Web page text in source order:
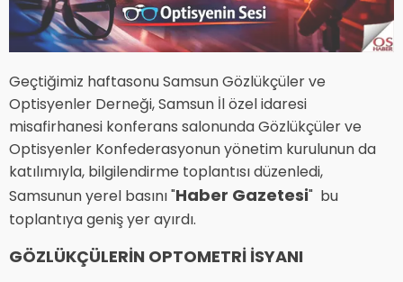
Geçtiğimiz haftasonu Samsun Gözlükçüler ve
Optisyenler Derneği, Samsun İl özel idaresi
misafirhanesi konferans salonunda Gözlükçüler ve
Optisyenler Konfederasyonun yönetim kurulunun da
katılımıyla, bilgilendirme toplantısı düzenledi,
Samsunun yerel basını "Haber Gazetesi" bu
toplantıya geniş yer ayırdı.
GÖZLÜKÇÜLERİN OPTOMETRİ İSYANI